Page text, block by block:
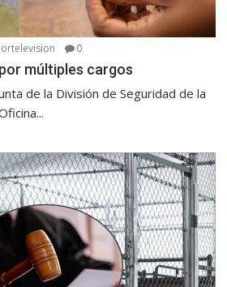
0
múltiples cargos
de la División de Seguridad de la